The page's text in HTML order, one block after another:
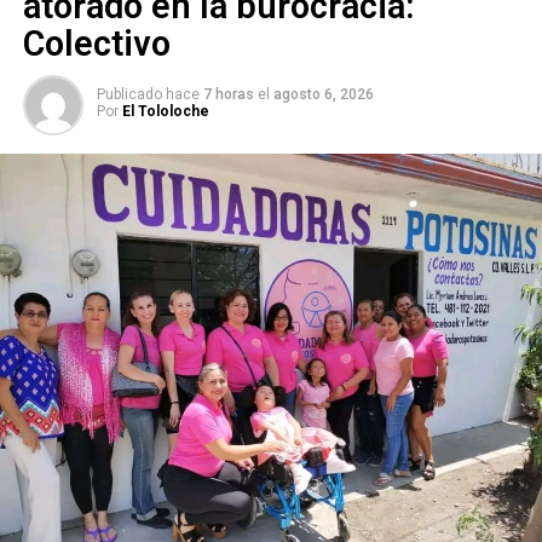
“Hay muchas empresas o prestadores de servicio que ya
están aplicando estas 40 horas desde hace mucho
tiempo, hay algunos que laboran únicamente de lunes a
sábado. Pero sin duda alguna,no todos los sectores
están en las mismas condiciones. Yo creo que, a
quien más va a afectar es sobre todas las pequeñas
empresas”.
Imelda Elizalde Martínez , presidenta de la Cámara
Nacional de la Industria de la Transformación (Canacintra)
en San Luis Potosí, resaltó que esta propuestadebe
considerar a la industria, los sindicatos y otros
Colectivo
Publicado hace 7 horas el agosto 6, 2026
Por El Tololoche